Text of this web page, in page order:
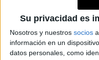
Su privacidad es
Nosotros y nuestros socios
información en un
datos personales, como